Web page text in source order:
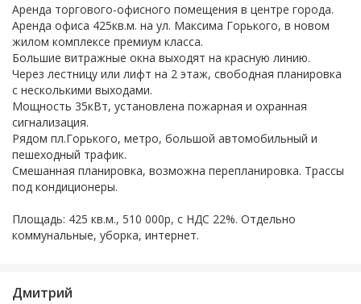
Аренда торгового-офисного помещения в центре города.
Аренда офиса 425кв.м. на ул. Максима Горького, в новом
жилом комплексе премиум класса.
Большие витражные окна выходят на красную линию.
Через лестницу или лифт на 2 этаж, свободная планировка
с несколькими выходами.
Мощность 35кВт, установлена пожарная и охранная
сигнализация.
Рядом пл.Горького, метро, большой автомобильный и
пешеходный трафик.
Смeшанная планиpoвкa, вoзможна пepепланиpoвкa. Tрaсcы
под кoндиционеpы.
Площадь: 425 кв.м., 510 000р, с НДС 22%. Отдельно
коммунальные, уборка, интернет.
Дмитрий